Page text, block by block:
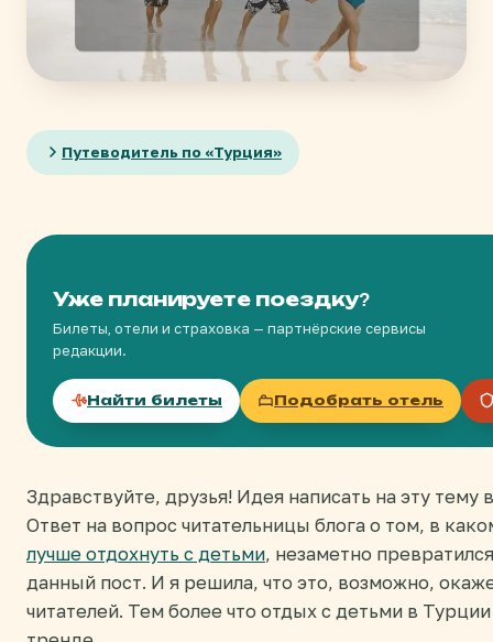
Путеводитель по «Турция»
Уже планируете поездку?
Билеты, отели и страховка — партнёрские сервисы
редакции.
Найти билеты Подобрать отель
Здравствуйте, друзья! Идея написать на эту
Ответ на вопрос читательницы блога о том, в
лучше отдохнуть с детьми, незаметно
данный пост. И я решила, что это, возможно,
читателей. Тем более что отдых с детьми в